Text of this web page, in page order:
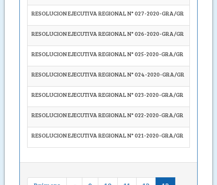
RESOLUCION EJECUTIVA REGIONAL N° 027-2020-GRA/GR
RESOLUCION EJECUTIVA REGIONAL N° 026-2020-GRA/GR
RESOLUCION EJECUTIVA REGIONAL N° 025-2020-GRA/GR
RESOLUCION EJECUTIVA REGIONAL N° 024-2020-GRA/GR
RESOLUCION EJECUTIVA REGIONAL N° 023-2020-GRA/GR
RESOLUCION EJECUTIVA REGIONAL N° 022-2020-GRA/GR
RESOLUCION EJECUTIVA REGIONAL N° 021-2020-GRA/GR